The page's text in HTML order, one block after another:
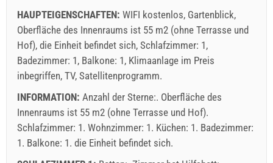
Last minute 06.03.2026 - 31.12.2027 / - 15 %
Obligatorisch:Anmeldung der Gäste (01.07. - 31.08): 10
EUR (once - per_person), Anmeldung der Gäste (01.01 -
30.06. / 01.09. - 31.12.): 5 EUR (once - per_person)
HAUPTEIGENSCHAFTEN: WIFI kostenlos, Gartenblick,
Oberfläche des Innenraums ist 55 m2 (ohne Terrasse und
Hof), die Einheit befindet sich, Schlafzimmer: 1,
Badezimmer: 1, Balkone: 1, Klimaanlage im Preis
inbegriffen, TV, Satellitenprogramm.
INFORMATION: Anzahl der Sterne:. Oberfläche des
Innenraums ist 55 m2 (ohne Terrasse und Hof).
Schlafzimmer: 1. Wohnzimmer: 1. Küchen: 1. Badezimmer:
1. Balkone: 1. die Einheit befindet sich.